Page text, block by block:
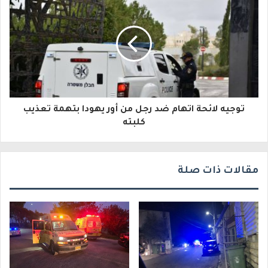
توجيه لائحة اتهام ضد رجل من أور يهودا بتهمة تعذيب
كلبته
مقالات ذات صلة